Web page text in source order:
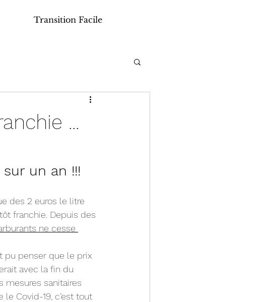
Transition Facile
...
un an !!!
des 2 euros le litre
franchie. Depuis des
ne cesse
pu penser que le prix
avec la fin du
mesures sanitaires
Covid-19, c’est tout